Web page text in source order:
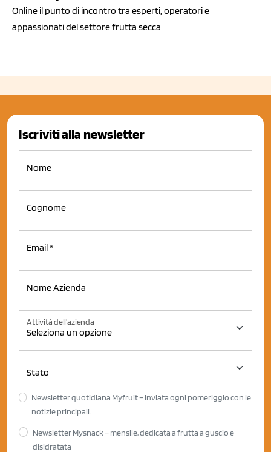
Online il punto di incontro tra esperti, operatori e
appassionati del settore frutta secca
Iscriviti alla newsletter
Attività dell'azienda
Newsletter quotidiana Myfruit – inviata ogni pomeriggio con le
notizie principali.
Newsletter Mysnack – mensile, dedicata a frutta a guscio e
disidratata